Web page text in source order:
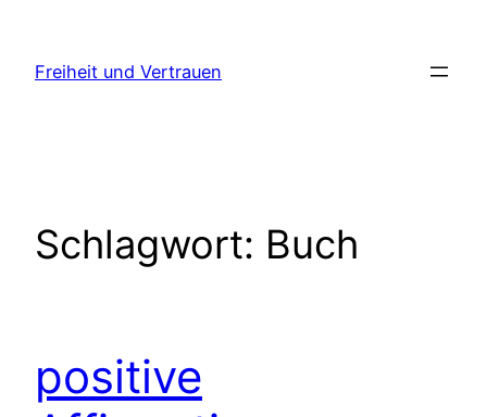
springen
Freiheit und Vertrauen
Schlagwort: Buch
positive